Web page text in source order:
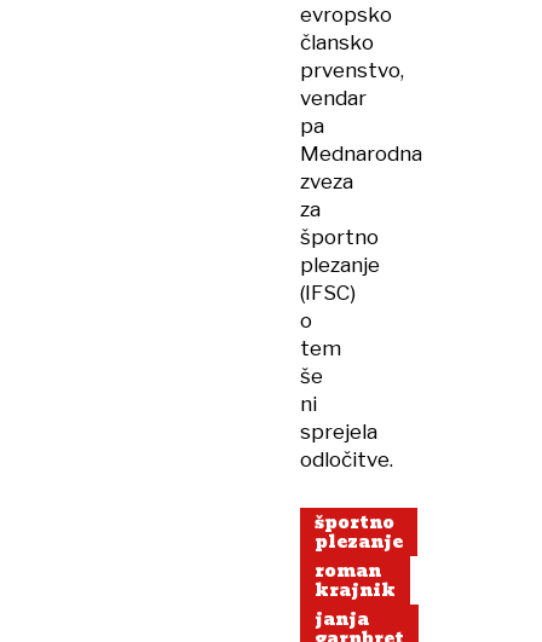
evropsko
člansko
prvenstvo,
vendar
pa
Mednarodna
zveza
za
športno
plezanje
(IFSC)
o
tem
še
ni
sprejela
odločitve.
športno
plezanje
roman
krajnik
janja